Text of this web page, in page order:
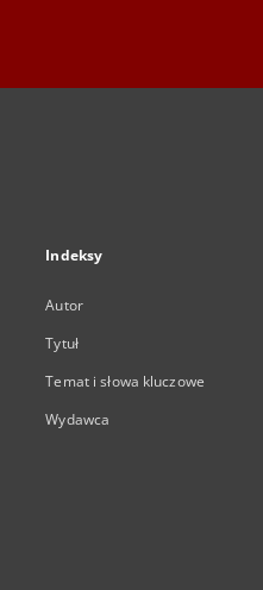
Indeksy
Autor
Tytuł
Temat i słowa kluczowe
Wydawca